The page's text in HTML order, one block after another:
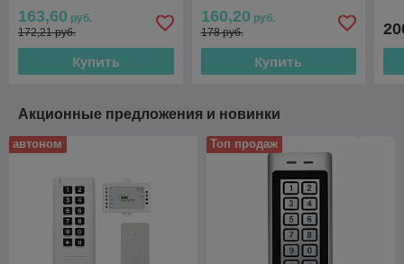
163,60 руб.
172,21 руб.
Купить
160,20 руб.
178 руб.
Купить
Акционные предложения и новинки
автоном Топ продаж